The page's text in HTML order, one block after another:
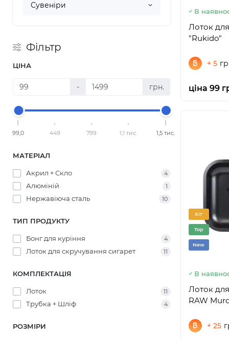
Сувеніри
Фільтр
ЦІНА
- грн.
99,0 449 799 1,1 тис. 1,5 тис.
МАТЕРІАЛ
Акрил + Скло 4
Алюміній 1
Нержавіюча сталь 10
ТИП ПРОДУКТУ
Бонг для куріння 4
Лоток для скручування сигарет 11
КОМПЛЕКТАЦІЯ
Лоток 11
Трубка + Шліф 4
РОЗМІРИ
В
Лоток
"Rukido"
+ 5
ціна 99
Хіт
Top
New
В
Лоток
RAW
+ 25